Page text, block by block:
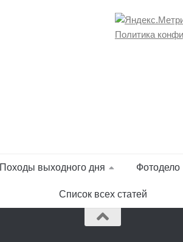
Политика
Походы выходного дня Фотодело
Список всех статей